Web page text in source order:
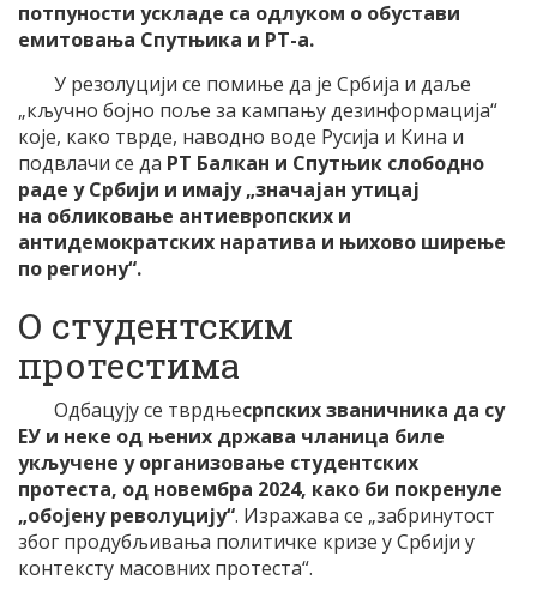
потпуности ускладе са одлуком о обустави
емитовања Спутњика и РТ-а.
У резолуцији се помиње да је Србија и даље
„кључно бојно поље за кампању дезинформација“
које, како тврде, наводно воде Русија и Кина и
подвлачи се да РТ Балкан и Спутњик слободно
раде у Србији и имају „значајан утицај
на обликовање антиевропских и
антидемократских наратива и њихово ширење
по региону“.
О студентским
протестима
Одбацују се тврдњесрпских званичника да су
ЕУ и неке од њених држава чланица биле
укључене у организовање студентских
протеста, од новембра 2024, како би покренуле
„обојену револуцију“. Изражава се „забринутост
због продубљивања политичке кризе у Србији у
контексту масовних протеста“.